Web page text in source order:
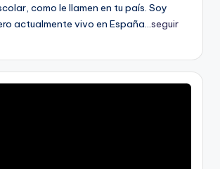
como le llamen en tu país. Soy
actualmente vivo en España...seguir